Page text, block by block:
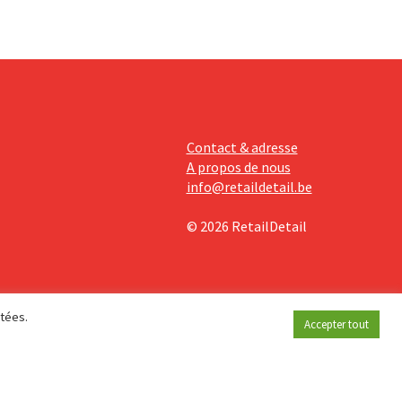
Contact & adresse
A propos de nous
info@retaildetail.be
© 2026 RetailDetail
Accepter tout